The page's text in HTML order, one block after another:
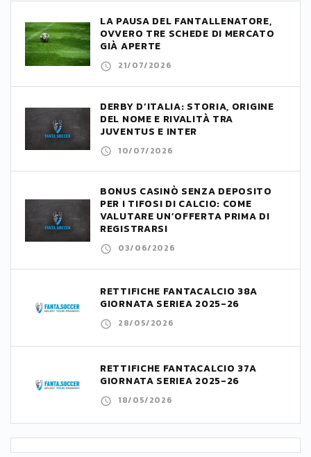
LA PAUSA DEL FANTALLENATORE,
OVVERO TRE SCHEDE DI MERCATO
GIÀ APERTE
21/07/2026
DERBY D’ITALIA: STORIA, ORIGINE
DEL NOME E RIVALITÀ TRA
JUVENTUS E INTER
10/07/2026
BONUS CASINÒ SENZA DEPOSITO
PER I TIFOSI DI CALCIO: COME
VALUTARE UN’OFFERTA PRIMA DI
REGISTRARSI
03/06/2026
RETTIFICHE FANTACALCIO 38A
GIORNATA SERIEA 2025-26
28/05/2026
RETTIFICHE FANTACALCIO 37A
GIORNATA SERIEA 2025-26
18/05/2026